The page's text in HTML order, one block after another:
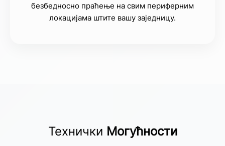
безбедносно праћење на свим периферним
локацијама штите вашу заједницу.
Технички Могућности